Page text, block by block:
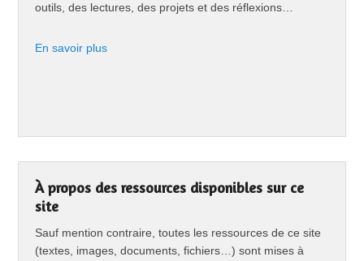
outils, des lectures, des projets et des réflexions…
En savoir plus
À propos des ressources disponibles sur ce
site
Sauf mention contraire, toutes les ressources de ce site
(textes, images, documents, fichiers…) sont mises à